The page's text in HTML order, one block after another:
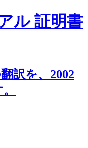
ル 証明書
訳を、2002